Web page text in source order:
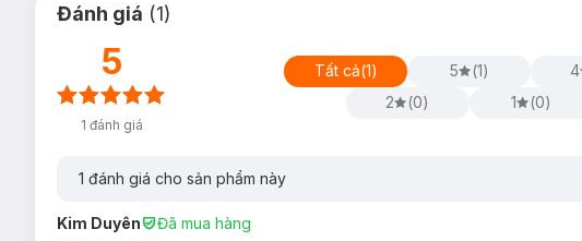
Đánh giá (1)
5
1 đánh giá
Tất cả(1) 5 (1) 4
2
(0) 1 (0)
1 đánh giá cho sản phẩm này
Kim Duyên Đã mua hàng